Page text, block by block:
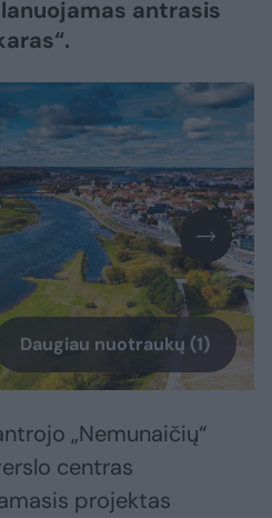
antrasis
Daugiau nuotraukų (1)
„Nemunaičių“
centras
projektas